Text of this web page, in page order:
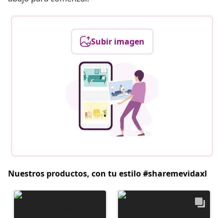
Subir imagen
Nuestros productos, con tu estilo #sharemevidaxl